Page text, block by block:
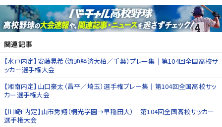
関連記事
【水戸内定】安藤晃希（流通経済大柏／千葉）プレー集｜第104回全国高校サ
ッカー選手権大会
【湘南内定】山口豪太（昌平／埼玉）選手権プレー集｜第104回全国高校サッ
カー選手権大会
【川崎F内定】山市秀翔（桐光学園→早稲田大）｜第104回全国高校サッカー
選手権大会